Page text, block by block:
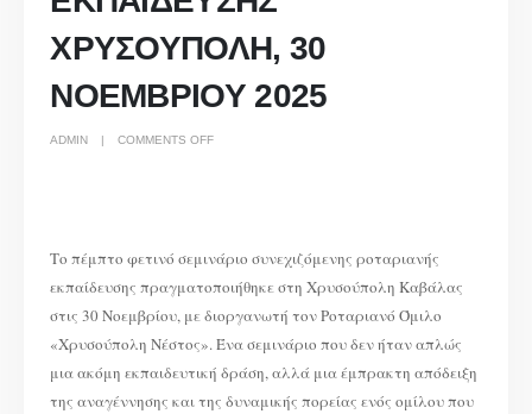
ΧΡΥΣΟΥΠΟΛΗ, 30
ΝΟΕΜΒΡΙΟΥ 2025
ADMIN COMMENTS OFFON
Το πέμπτο φετινό σεμινάριο συνεχιζόμενης ροταριανής
εκπαίδευσης πραγματοποιήθηκε στη Χρυσούπολη Καβάλας
στις 30 Νοεμβρίου, με διοργανωτή τον Ροταριανό Όμιλο
«Χρυσούπολη Νέστος». Ένα σεμινάριο που δεν ήταν απλώς
μια ακόμη εκπαιδευτική δράση, αλλά μια έμπρακτη απόδειξη
της αναγέννησης και της δυναμικής πορείας ενός ομίλου που